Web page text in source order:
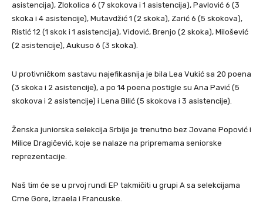
asistencija), Zlokolica 6 (7 skokova i 1 asistencija), Pavlović 6 (3
skoka i 4 asistencije), Mutavdžić 1 (2 skoka), Zarić 6 (5 skokova),
Ristić 12 (1 skok i 1 asistencija), Vidović, Brenjo (2 skoka), Milošević
(2 asistencije), Aukuso 6 (3 skoka).
U protivničkom sastavu najefikasnija je bila Lea Vukić sa 20 poena
(3 skoka i 2 asistencije), a po 14 poena postigle su Ana Pavić (5
skokova i 2 asistencije) i Lena Bilić (5 skokova i 3 asistencije).
Ženska juniorska selekcija Srbije je trenutno bez Jovane Popović i
Milice Dragičević, koje se nalaze na pripremama seniorske
reprezentacije.
Naš tim će se u prvoj rundi EP takmičiti u grupi A sa selekcijama
Crne Gore, Izraela i Francuske.